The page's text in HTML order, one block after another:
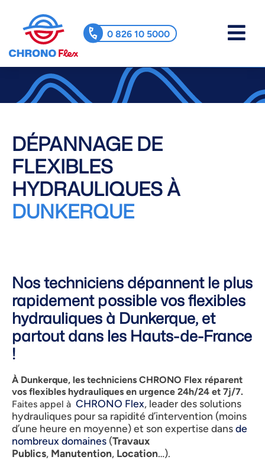
0 826 10 5000
DÉPANNAGE DE
FLEXIBLES
HYDRAULIQUES À
DUNKERQUE
Nos techniciens dépannent le plus
rapidement possible vos flexibles
hydrauliques à Dunkerque, et
partout dans les Hauts-de-France
!
À Dunkerque, les techniciens CHRONO Flex réparent
vos flexibles hydrauliques en urgence 24h/24 et 7j/7.
Faites appel à CHRONO Flex, leader des solutions
hydrauliques pour sa rapidité d’intervention (moins
d’une heure en moyenne) et son expertise dansde
nombreux domaines (Travaux
Publics, Manutention, Location…).